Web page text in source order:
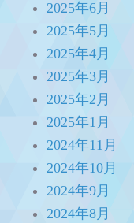
2025年6月
2025年5月
2025年4月
2025年3月
2025年2月
2025年1月
2024年11月
2024年10月
2024年9月
2024年8月